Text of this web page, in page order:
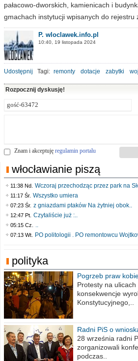
pałacowo-dworskich, kamienicach i
gmachach instytucji wpisanych do rejestru
P. wloclawek.info.pl
10:40, 19 listopada 2024
Udostępnij Tagi: remonty dotacje zabytki
Rozpocznij dyskusję!
Znam i akceptuję regulamin portalu
włocławianie piszą
11:38 Nd. Wczoraj przechodząc przez park na
11:17 Śr. Wszystko umiera
07:23 Śr. z gniazdami ptaków Na żytniej obok..
12:47 Pt. Czytaliście już :..
05:15 Cz. ..
07:13 Wt. PO politologii . PO remontowcu
polityka
Pogrzeb praw
poselskim PiS
Protesty na
konsekwencje
Konstytucyjnego,..
Radni PiS o
na 2021 rok
28 września radni
zorganizowali
podczas..